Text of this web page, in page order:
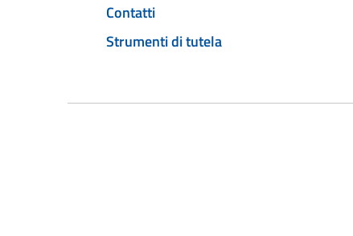
Contatti
Strumenti di tutela